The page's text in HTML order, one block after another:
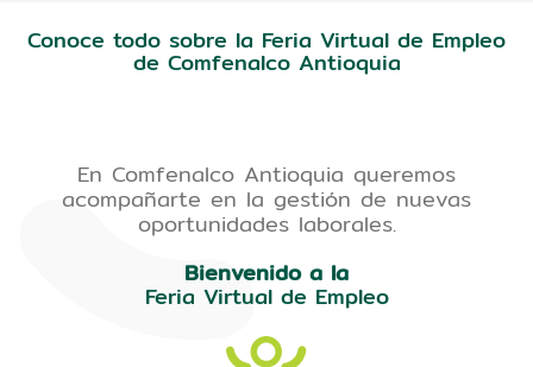
Conoce todo sobre la Feria Virtual de Empleo
de Comfenalco Antioquia
En Comfenalco Antioquia queremos
acompañarte en la gestión de nuevas
oportunidades laborales.
Bienvenido a la
Feria Virtual de Empleo